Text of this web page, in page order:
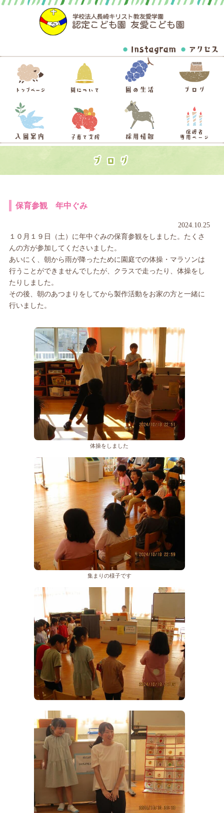
保育参観 年中ぐみ
2024.10.25
１０月１９日（土）に年中ぐみの保育参観をしました。たくさ
んの方が参加してくださいました。
あいにく、朝から雨が降ったために園庭での体操・マラソンは
行うことができませんでしたが、クラスで走ったり、体操をし
たりしました。
その後、朝のあつまりをしてから製作活動をお家の方と一緒に
行いました。
体操をしました
集まりの様子です